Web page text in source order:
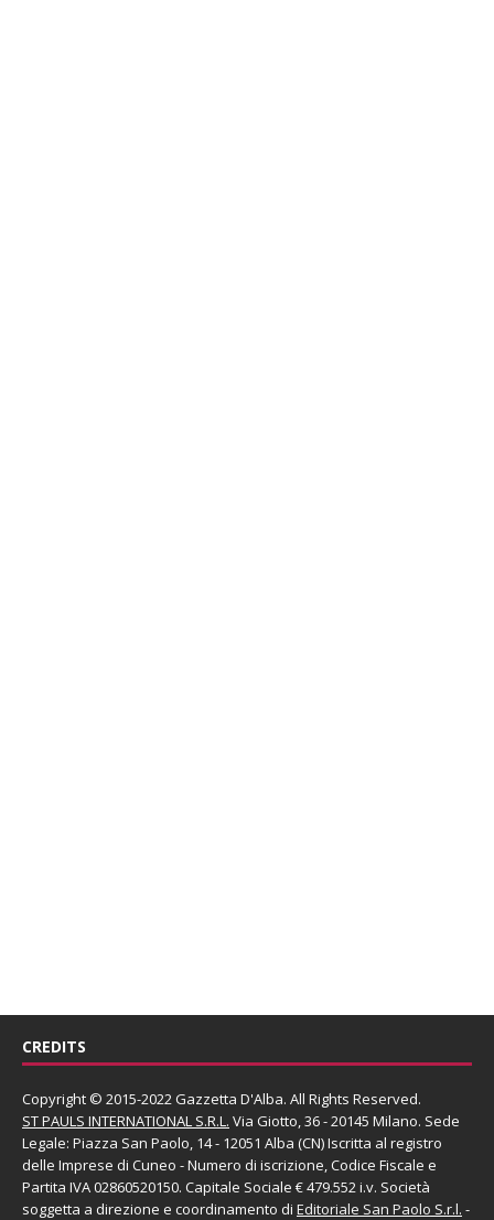
CREDITS
Copyright © 2015-2022 Gazzetta D'Alba. All Rights Reserved.
ST PAULS INTERNATIONAL S.R.L. Via Giotto, 36 - 20145 Milano. Sede
Legale: Piazza San Paolo, 14 - 12051 Alba (CN) Iscritta al registro
delle Imprese di Cuneo - Numero di iscrizione, Codice Fiscale e
Partita IVA 02860520150. Capitale Sociale € 479.552 i.v. Società
soggetta a direzione e coordinamento di Editoriale San Paolo S.r.l. -